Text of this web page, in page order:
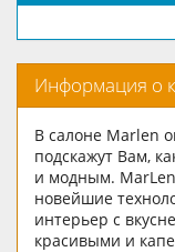
Информация о
В салоне Marlen
подскажут Вам,
и модным.
новейшие
интерьер с
красивыми и